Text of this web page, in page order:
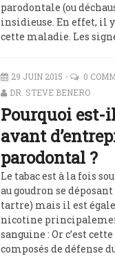
parodontale (ou
insidieuse. En effet, il
cette maladie. Les
29 JUIN 2015 0
DR. STEVE BENERO
Pourquoi est-
avant
parodontal ?
Le tabac est à la fois
au goudron se
tartre) mais il est
nicotine
sanguine : Or c’est
composés de défense